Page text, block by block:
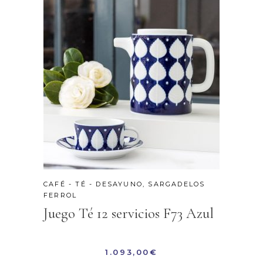
CAFÉ - TÉ - DESAYUNO, SARGADELOS
FERROL
Juego Té 12 servicios F73 Azul
1.093,00€